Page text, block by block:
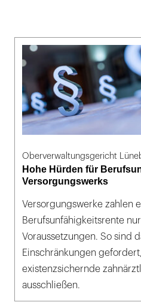
Oberverwaltungsgericht
Hohe Hürden für
Versorgungswerks
Versorgungswerke zahlen
Berufsunfähigkeitsrente
Voraussetzungen. So sind
Einschränkungen
existenzsichernde
ausschließen.